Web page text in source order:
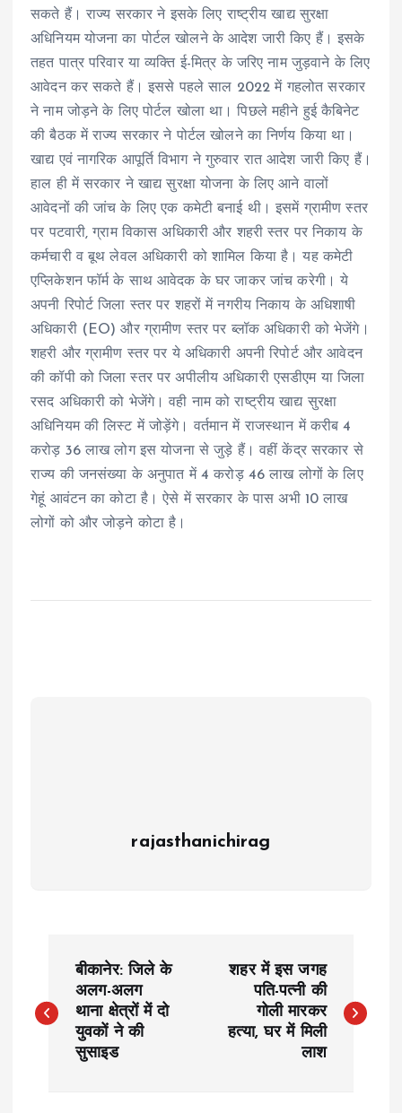
सकते हैं। राज्य सरकार ने इसके लिए राष्ट्रीय खाद्य सुरक्षा
अधिनियम योजना का पोर्टल खोलने के आदेश जारी किए हैं। इसके
तहत पात्र परिवार या व्यक्ति ई-मित्र के जरिए नाम जुड़वाने के लिए
आवेदन कर सकते हैं। इससे पहले साल 2022 में गहलोत सरकार
ने नाम जोड़ने के लिए पोर्टल खोला था। पिछले महीने हुई कैबिनेट
की बैठक में राज्य सरकार ने पोर्टल खोलने का निर्णय किया था।
खाद्य एवं नागरिक आपूर्ति विभाग ने गुरुवार रात आदेश जारी किए हैं।
हाल ही में सरकार ने खाद्य सुरक्षा योजना के लिए आने वालों
आवेदनों की जांच के लिए एक कमेटी बनाई थी। इसमें ग्रामीण स्तर
पर पटवारी, ग्राम विकास अधिकारी और शहरी स्तर पर निकाय के
कर्मचारी व बूथ लेवल अधिकारी को शामिल किया है। यह कमेटी
एप्लिकेशन फॉर्म के साथ आवेदक के घर जाकर जांच करेगी। ये
अपनी रिपोर्ट जिला स्तर पर शहरों में नगरीय निकाय के अधिशाषी
अधिकारी (EO) और ग्रामीण स्तर पर ब्लॉक अधिकारी को भेजेंगे।
शहरी और ग्रामीण स्तर पर ये अधिकारी अपनी रिपोर्ट और आवेदन
की कॉपी को जिला स्तर पर अपीलीय अधिकारी एसडीएम या जिला
रसद अधिकारी को भेजेंगे। वही नाम को राष्ट्रीय खाद्य सुरक्षा
अधिनियम की लिस्ट में जोड़ेंगे। वर्तमान में राजस्थान में करीब 4
करोड़ 36 लाख लोग इस योजना से जुड़े हैं। वहीं केंद्र सरकार से
राज्य की जनसंख्या के अनुपात में 4 करोड़ 46 लाख लोगों के लिए
गेहूं आवंटन का कोटा है। ऐसे में सरकार के पास अभी 10 लाख
लोगों को और जोड़ने कोटा है।
rajasthanichirag
o
बीकानेर: जिले के
अलग-अलग
थाना क्षेत्रों में दो
युवकों ने की
सुसाइड
शहर में इस जगह
पति-पत्नी की
गोली मारकर
हत्या, घर में मिली
लाश